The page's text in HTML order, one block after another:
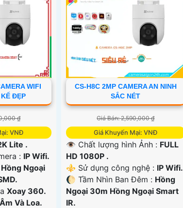
WIFI
ĐẸP
₫
VNĐ
Lite .
: IP Wifi.
Hồng Ngoại
Xoay 360.
Và Loa.
CS-H8C 2MP CAMERA AN NINH
SẮC NÉT
Giá Bán: 2,590,000 ₫
Giá Khuyến Mại: VNĐ
👁 Chất lượng hình Ảnh : FULL
HD 1080P .
⚜️ Sử dụng công nghệ : IP Wifi.
🌔 Tầm Nhìn Ban Đêm : Hồng
Ngoại 30m Hồng Ngoại Smart
IR.